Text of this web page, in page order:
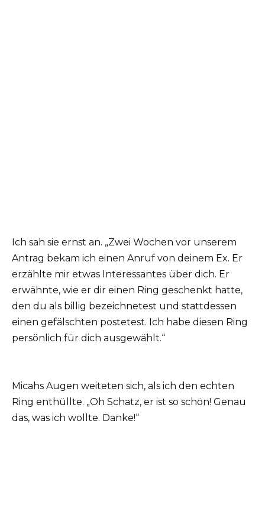
Ich sah sie ernst an. „Zwei Wochen vor unserem
Antrag bekam ich einen Anruf von deinem Ex. Er
erzählte mir etwas Interessantes über dich. Er
erwähnte, wie er dir einen Ring geschenkt hatte,
den du als billig bezeichnetest und stattdessen
einen gefälschten postetest. Ich habe diesen Ring
persönlich für dich ausgewählt.“
Micahs Augen weiteten sich, als ich den echten
Ring enthüllte. „Oh Schatz, er ist so schön! Genau
das, was ich wollte. Danke!“